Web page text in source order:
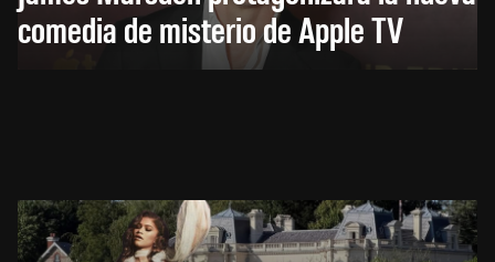
comedia de misterio de Apple TV